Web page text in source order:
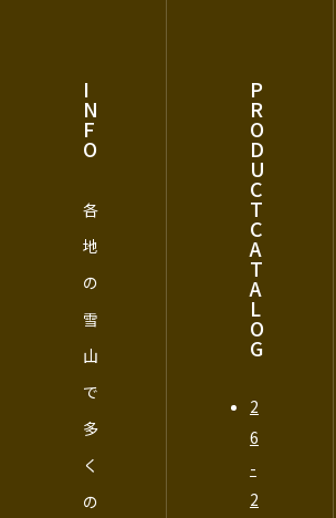
I
N
F
O
各
地
の
雪
山
で
多
く
の
P
R
O
D
U
C
T
C
A
T
A
L
O
G
2
6
-
2